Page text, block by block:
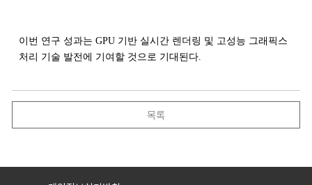
이번 연구 성과는 GPU 기반 실시간 렌더링 및 고성능 그래픽스
처리 기술 발전에 기여할 것으로 기대된다.
목록